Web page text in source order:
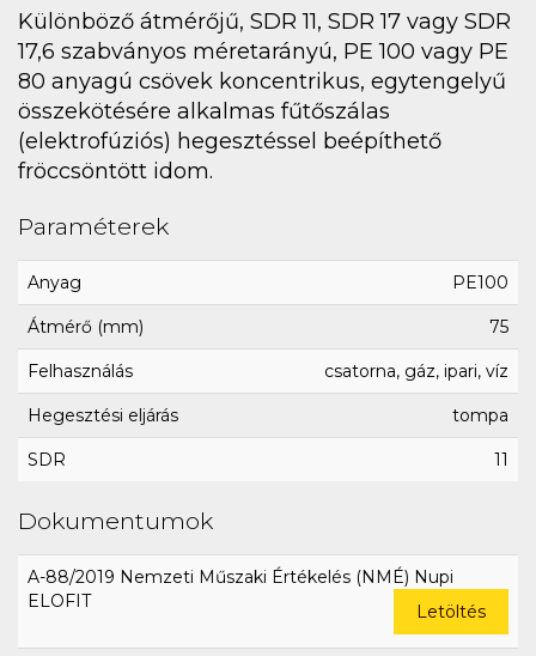
Különböző átmérőjű, SDR 11, SDR 17 vagy SDR
17,6 szabványos méretarányú, PE 100 vagy PE
80 anyagú csövek koncentrikus, egytengelyű
összekötésére alkalmas fűtőszálas
(elektrofúziós) hegesztéssel beépíthető
fröccsöntött idom.
Paraméterek
Anyag PE100
Átmérő (mm) 75
Felhasználás csatorna, gáz, ipari, víz
Hegesztési eljárás tompa
SDR 11
Dokumentumok
A-88/2019 Nemzeti Műszaki Értékelés (NMÉ) Nupi
ELOFIT
Letöltés